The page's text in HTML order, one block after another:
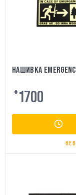
НАШИВКА
₴ 1700
НЕ